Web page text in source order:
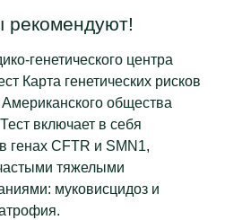
рекомендуют!
генетического центра
Карта генетических рисков
общества
включает в себя
генах CFTR и SMN1,
тяжелыми
муковисцидоз и